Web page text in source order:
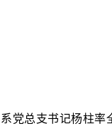
党总支书记杨柱